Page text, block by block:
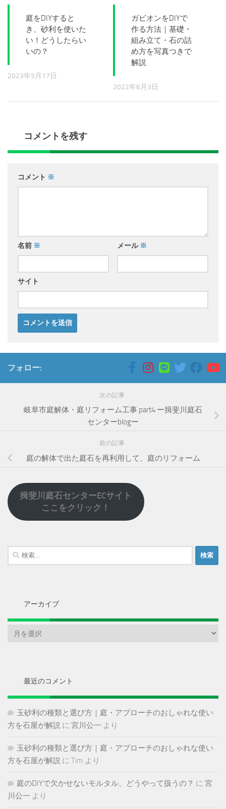
庭をDIYすると
き、砂利を使いた
い！どうしたらい
いの？
2023年5月17日
ガビオンをDIYで
作る方法｜基礎・
組み立て・石の詰
め方を写真つきで
解説
2022年6月3日
コメントを残す
コメント ※
名前 ※ メール ※
サイト
フォロー:
次の記事
岐阜市庭解体・庭リフォーム工事 part4 ー揖斐川庭石
センターblogー
前の記事
庭の解体で出た庭石を再利用して、庭のリフォーム
揖斐川庭石センターECサイト
ここをクリック！
検
索:
アーカイブ
最近のコメント
玉砂利の種類と選び方｜庭・アプローチのおしゃれな使い
方を石屋が解説 に 宮川公一 より
玉砂利の種類と選び方｜庭・アプローチのおしゃれな使い
方を石屋が解説 に Tim より
庭のDIYで欠かせないモルタル、どうやって扱うの？ に 宮
川公一 より